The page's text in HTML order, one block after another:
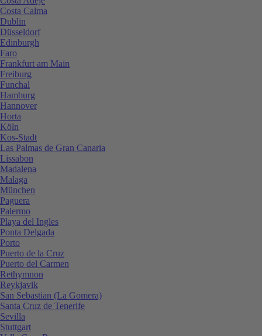
Costa Calma
Dublin
Düsseldorf
Edinburgh
Faro
Frankfurt am Main
Freiburg
Funchal
Hamburg
Hannover
Horta
Köln
Kos-Stadt
Las Palmas de Gran Canaria
Lissabon
Madalena
Malaga
München
Paguera
Palermo
Playa del Ingles
Ponta Delgada
Porto
Puerto de la Cruz
Puerto del Carmen
Rethymnon
Reykjavik
San Sebastian (La Gomera)
Santa Cruz de Tenerife
Sevilla
Stuttgart